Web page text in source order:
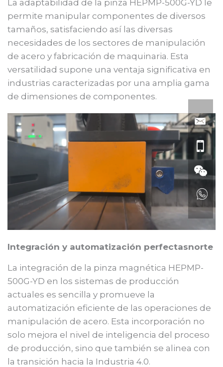
La adaptabilidad de la pinza HEPMP-500G-YD le
permite manipular componentes de diversos
tamaños, satisfaciendo así las diversas
necesidades de los sectores de manipulación
de acero y fabricación de maquinaria. Esta
versatilidad supone una ventaja significativa en
industrias caracterizadas por una amplia gama
de dimensiones de componentes.
Integración y automatización perfectasnorte
La integración de la pinza magnética HEPMP-
500G-YD en los sistemas de producción
actuales es sencilla y promueve la
automatización eficiente de las operaciones de
manipulación de acero. Esta incorporación no
solo mejora el nivel de inteligencia del proceso
de producción, sino que también se alinea con
la transición hacia la Industria 4.0.